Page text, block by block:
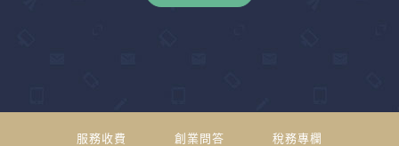
服務收費 創業問答
稅務專欄